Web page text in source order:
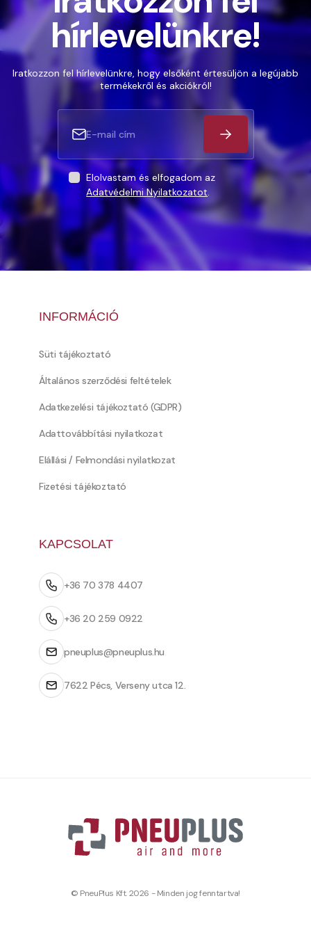
hírlevelünkre!
Iratkozzon fel hírlevelünkre, hogy elsőként értesüljön a legújabb
termékekről és akciókról!
Elolvastam és elfogadom az
Adatvédelmi Nyilatkozatot.
INFORMÁCIÓ
Süti tájékoztató
Általános szerződési feltételek
Adatkezelési tájékoztató (GDPR)
Adattovábbítási nyilatkozat
Elállási / Felmondási nyilatkozat
Fizetési tájékoztató
KAPCSOLAT
+36 70 378 4407
+36 20 259 0922
pneuplus@pneuplus.hu
7622 Pécs, Verseny utca 12.
© PneuPlus Kft. 2026 - Minden jog fenntartva!